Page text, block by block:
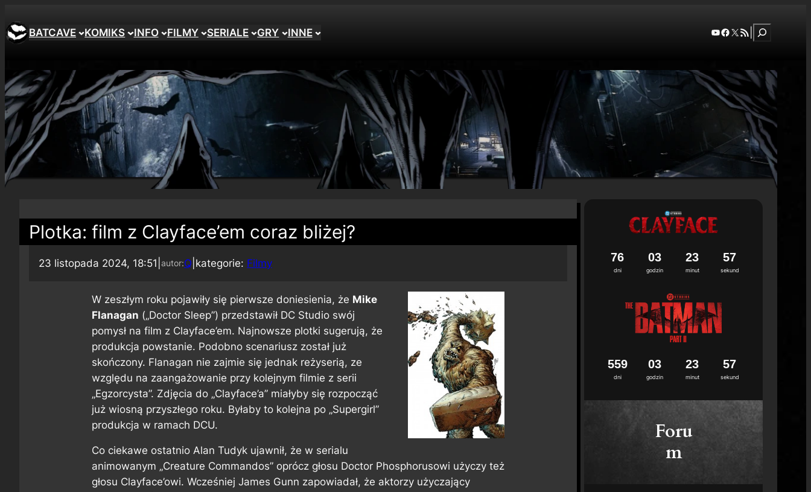
BATCAVE KOMIKS INFO FILMY SERIALE GRY INNE YouTube
Facebook
X RSS FeedSzukaj
Plotka: film z Clayface’em coraz bliżej?
23 listopada 2024, 18:51 autor:Q kategorie: Filmy
W zeszłym roku pojawiły się pierwsze doniesienia, że Mike
Flanagan („Doctor Sleep”) przedstawił DC Studio swój
pomysł na film z Clayface’em. Najnowsze plotki sugerują, że
produkcja powstanie. Podobno scenariusz został już
skończony. Flanagan nie zajmie się jednak reżyserią, ze
względu na zaangażowanie przy kolejnym filmie z serii
„Egzorcysta”. Zdjęcia do „Clayface’a” miałyby się rozpocząć
już wiosną przyszłego roku. Byłaby to kolejna po „Supergirl”
produkcja w ramach DCU.
Co ciekawe ostatnio Alan Tudyk ujawnił, że w serialu
animowanym „Creature Commandos” oprócz głosu Doctor Phosphorusowi użyczy też
głosu Clayface’owi. Wcześniej James Gunn zapowiadał, że aktorzy użyczający
dni
76
godzin
03
minut
23
sekund
56
7
dni
559
godzin
03
minut
23
sekund
56
7
Foru
m